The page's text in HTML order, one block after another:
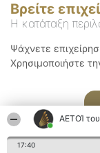
ΑΕΤΟΊ
17:40
Βρείτε
Η κατάταξη
Ψάχνετε
Χρησιμοποιήστε